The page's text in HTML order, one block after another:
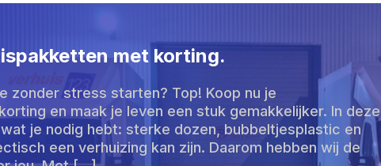
met korting.
zonder stress starten? Top! Koop nu je
en maak je leven een stuk gemakkelijker. In deze
je nodig hebt: sterke dozen, bubbeltjesplastic en
een verhuizing kan zijn. Daarom hebben wij de